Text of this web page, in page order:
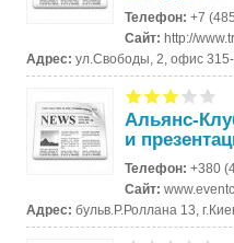
Телефон:+7
Сайт:http://
Адрес:ул.Свободы, 2, офис
Альянс-
и
Телефон:+380
Сайт:
Адрес:бульв.Р.Роллана 13,